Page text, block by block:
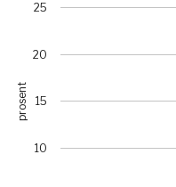
View as data table, Chart
The chart has 1 X axis
The chart has 1 Y axis
prosent
10
15
20
25